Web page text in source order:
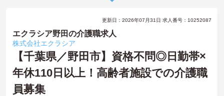
更新日：2026年07月31日 求人番号：10252087
エクラシア野田の介護職求人
株式会社エクラシア
【千葉県／野田市】資格不問◎日勤帯×
年休110日以上！高齢者施設での介護職
員募集